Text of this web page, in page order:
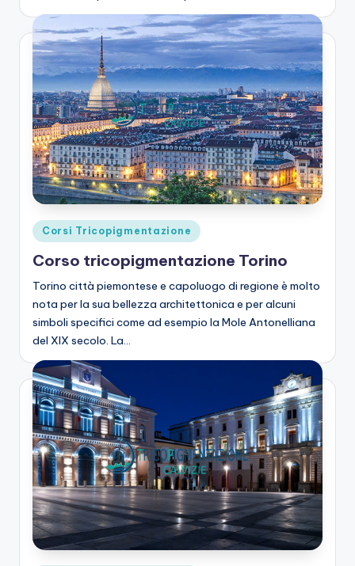
Posted
in
Corsi Tricopigmentazione
Corso tricopigmentazione Torino
Torino città piemontese e capoluogo di regione è molto
nota per la sua bellezza architettonica e per alcuni
simboli specifici come ad esempio la Mole Antonelliana
del XIX secolo. La…